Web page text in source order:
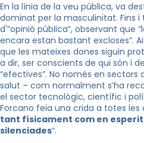
En la línia de la veu pública, va
dominat per la masculinitat. Fins
d'”opinió pública”, observant que
encara estan bastant excloses”.
que les mateixes dones siguin
a dir, ser conscients de qui són i
“efectives”. No només en
salut – com normalment s’ha
el sector tecnològic, científic i
Forcano feia una crida a totes les
tant físicament com en
silenciades“.